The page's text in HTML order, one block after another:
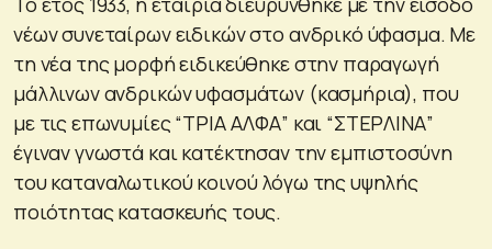
νέων συνεταίρων ειδικών στο ανδρικό ύφασμα. Με
τη νέα της μορφή ειδικεύθηκε στην παραγωγή
μάλλινων ανδρικών υφασμάτων (κασμήρια), που
με τις επωνυμίες “ΤΡΙΑ ΑΛΦΑ” και “ΣΤΕΡΛΙΝΑ”
έγιναν γνωστά και κατέκτησαν την εμπιστοσύνη
του καταναλωτικού κοινού λόγω της υψηλής
ποιότητας κατασκευής τους.